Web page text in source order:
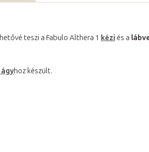
teszi a Fabulo Althera 1 kézi és a
hoz készült.